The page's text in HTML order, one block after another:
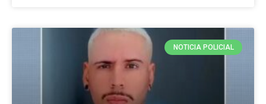
NOTICIA POLICIAL